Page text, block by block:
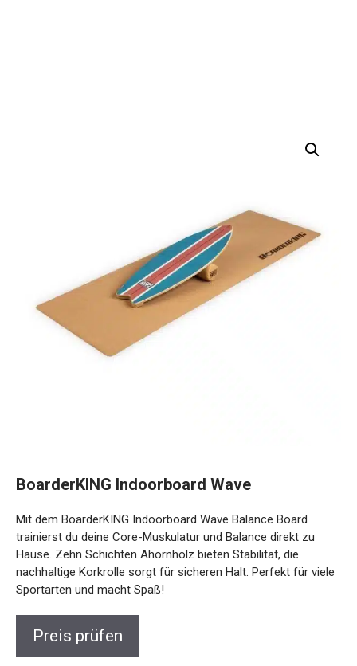
BoarderKING Indoorboard Wave
Mit dem BoarderKING Indoorboard Wave Balance Board
trainierst du deine Core-Muskulatur und Balance direkt zu
Hause. Zehn Schichten Ahornholz bieten Stabilität, die
nachhaltige Korkrolle sorgt für sicheren Halt. Perfekt für
viele Sportarten und macht Spaß!
Preis prüfen